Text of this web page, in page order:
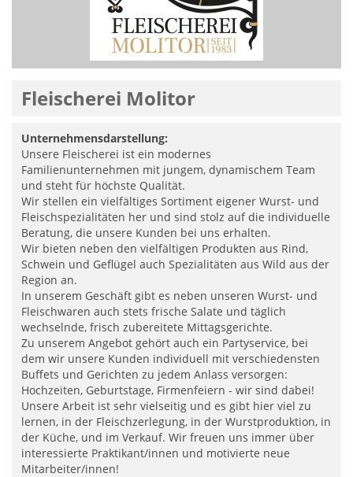
Fleischerei Molitor
Unternehmensdarstellung:
Unsere Fleischerei ist ein modernes
Familienunternehmen mit jungem, dynamischem Team
und steht für höchste Qualität.
Wir stellen ein vielfältiges Sortiment eigener Wurst- und
Fleischspezialitäten her und sind stolz auf die individuelle
Beratung, die unsere Kunden bei uns erhalten.
Wir bieten neben den vielfältigen Produkten aus Rind,
Schwein und Geflügel auch Spezialitäten aus Wild aus der
Region an.
In unserem Geschäft gibt es neben unseren Wurst- und
Fleischwaren auch stets frische Salate und täglich
wechselnde, frisch zubereitete Mittagsgerichte.
Zu unserem Angebot gehört auch ein Partyservice, bei
dem wir unsere Kunden individuell mit verschiedensten
Buffets und Gerichten zu jedem Anlass versorgen:
Hochzeiten, Geburtstage, Firmenfeiern - wir sind dabei!
Unsere Arbeit ist sehr vielseitig und es gibt hier viel zu
lernen, in der Fleischzerlegung, in der Wurstproduktion, in
der Küche, und im Verkauf. Wir freuen uns immer über
interessierte Praktikant/innen und motivierte neue
Mitarbeiter/innen!